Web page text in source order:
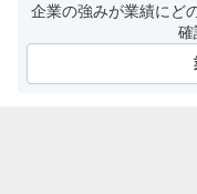
企業の強みが業績にど
確